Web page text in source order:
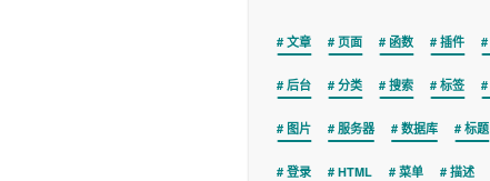
文章 页面 函数 插件
后台 分类 搜索 标签
图片 服务器 数据库 标题
登录 HTML 菜单 描述